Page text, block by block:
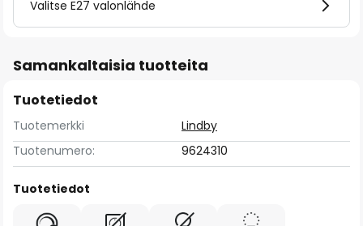
Valitse E27 valonlähde
Samankaltaisia tuotteita
Tuotetiedot
Tuotemerkki
Lindby
Tuotenumero:
9624310
Tuotetiedot